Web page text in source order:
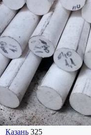
Казань 325